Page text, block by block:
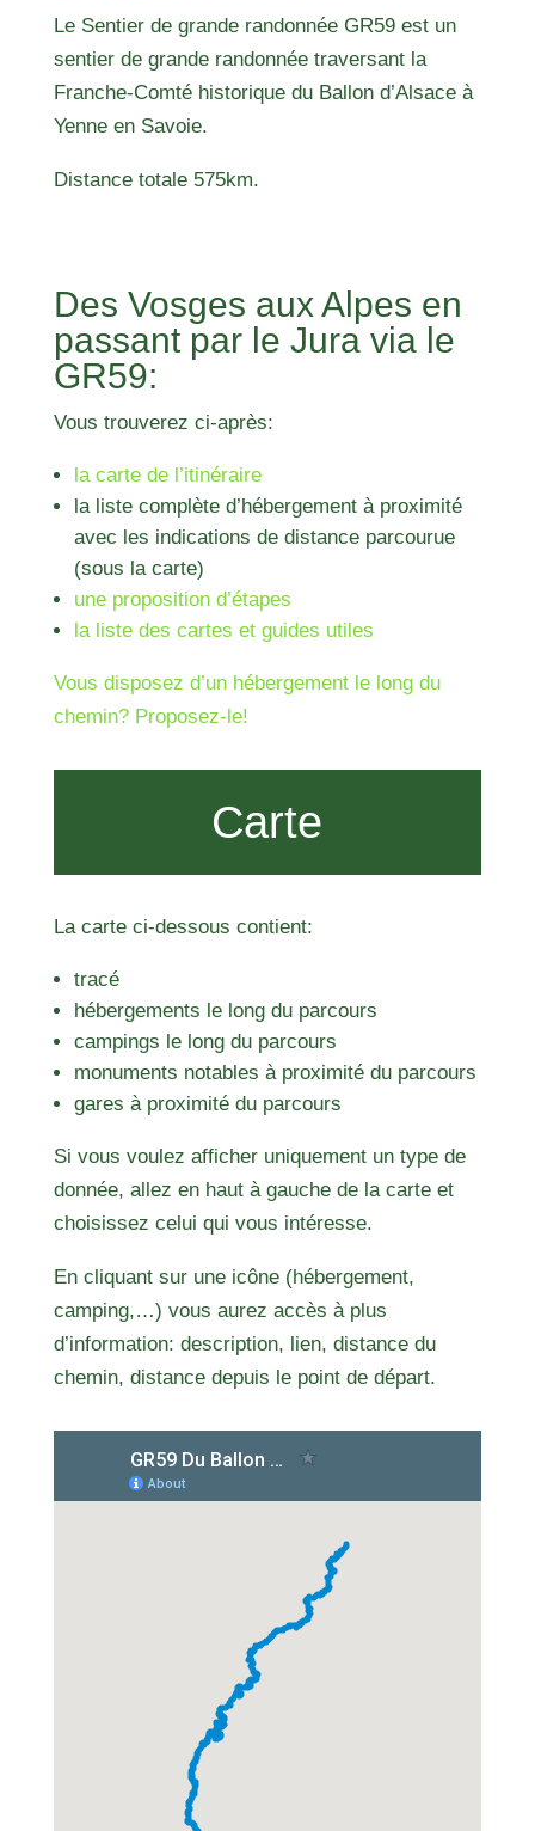
Le Sentier de grande randonnée GR59 est un
sentier de grande randonnée traversant la
Franche-Comté historique du Ballon d’Alsace à
Yenne en Savoie.
Distance totale 575km.
Des Vosges aux Alpes en
passant par le Jura via le
GR59:
Vous trouverez ci-après:
la carte de l’itinéraire
la liste complète d’hébergement à proximité
avec les indications de distance parcourue
(sous la carte)
une proposition d’étapes
la liste des cartes et guides utiles
Vous disposez d’un hébergement le long du
chemin? Proposez-le!
Carte
La carte ci-dessous contient:
tracé
hébergements le long du parcours
campings le long du parcours
monuments notables à proximité du parcours
gares à proximité du parcours
Si vous voulez afficher uniquement un type de
donnée, allez en haut à gauche de la carte et
choisissez celui qui vous intéresse.
En cliquant sur une icône (hébergement,
camping,…) vous aurez accès à plus
d’information: description, lien, distance du
chemin, distance depuis le point de départ.